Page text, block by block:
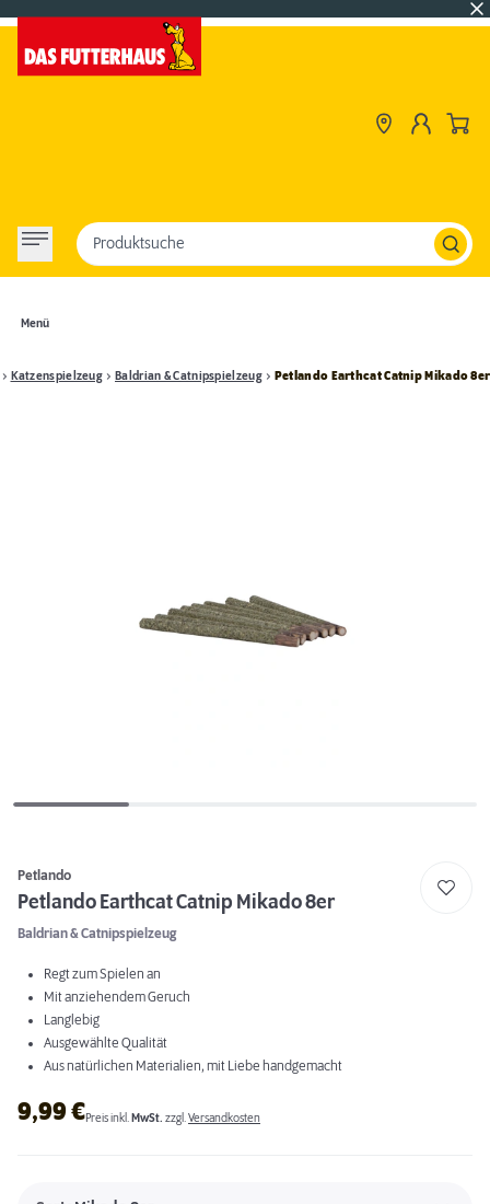
Menü
Produktsuche
Katzenspielzeug Baldrian & Catnipspielzeug Petlando Earthcat Catnip Mikado 8er
Petlando
Petlando Earthcat Catnip Mikado 8er
Baldrian & Catnipspielzeug
Regt zum Spielen an
Mit anziehendem Geruch
Langlebig
Ausgewählte Qualität
Aus natürlichen Materialien, mit Liebe handgemacht
9,99€Preis inkl. MwSt. zzgl.Versandkosten